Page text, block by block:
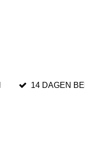
14 DAGEN